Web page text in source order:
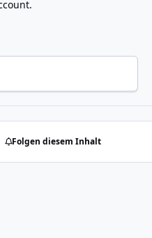
Folgen diesem Inhalt